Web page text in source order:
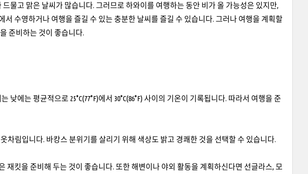
물고 맑은 날씨가 많습니다. 그러므로 하와이를 여행하는 동안 비가 올 가능성은 있지만,
수영하거나 여행을 즐길 수 있는 충분한 날씨를 즐길 수 있습니다. 그러나 여행을 계획할
준비하는 것이 좋습니다.
에는 평균적으로 25°C(77°F)에서 30°C(86°F) 사이의 기온이 기록됩니다. 따라서 여행을 준
차림입니다. 바캉스 분위기를 살리기 위해 색상도 밝고 경쾌한 것을 선택할 수 있습니다.
재킷을 준비해 두는 것이 좋습니다. 또한 해변이나 야외 활동을 계획하신다면 선글라스, 모